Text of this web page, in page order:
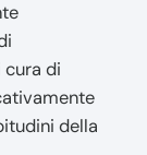
cura di
della